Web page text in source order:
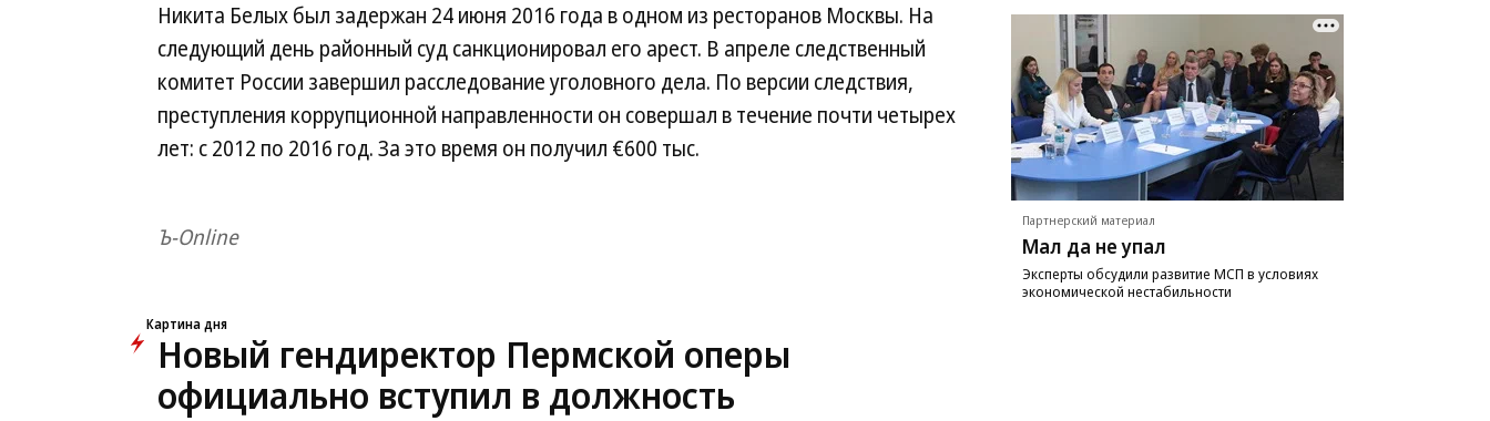
Никита Белых был задержан 24 июня 2016 года в одном из ресторанов Москвы. На
следующий день районный суд санкционировал его арест. В апреле следственный
комитет России завершил расследование уголовного дела. По версии следствия,
преступления коррупционной направленности он совершал в течение почти четырех
лет: с 2012 по 2016 год. За это время он получил €600 тыс.
Ъ-Online
Картина дня
Новый гендиректор Пермской оперы
официально вступил в должность
Партнерский материал
Мал да не упал
Эксперты обсудили развитие МСП в условиях
экономической нестабильности